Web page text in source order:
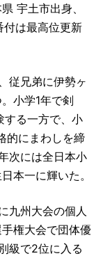
宇土市出身、
は最高位更新
従兄弟に伊勢ヶ
小学1年で剣
する一方で、小
的にまわしを締
次には全日本小
本一に輝いた。
九州大会の個人
権大会で団体優
級で2位に入る